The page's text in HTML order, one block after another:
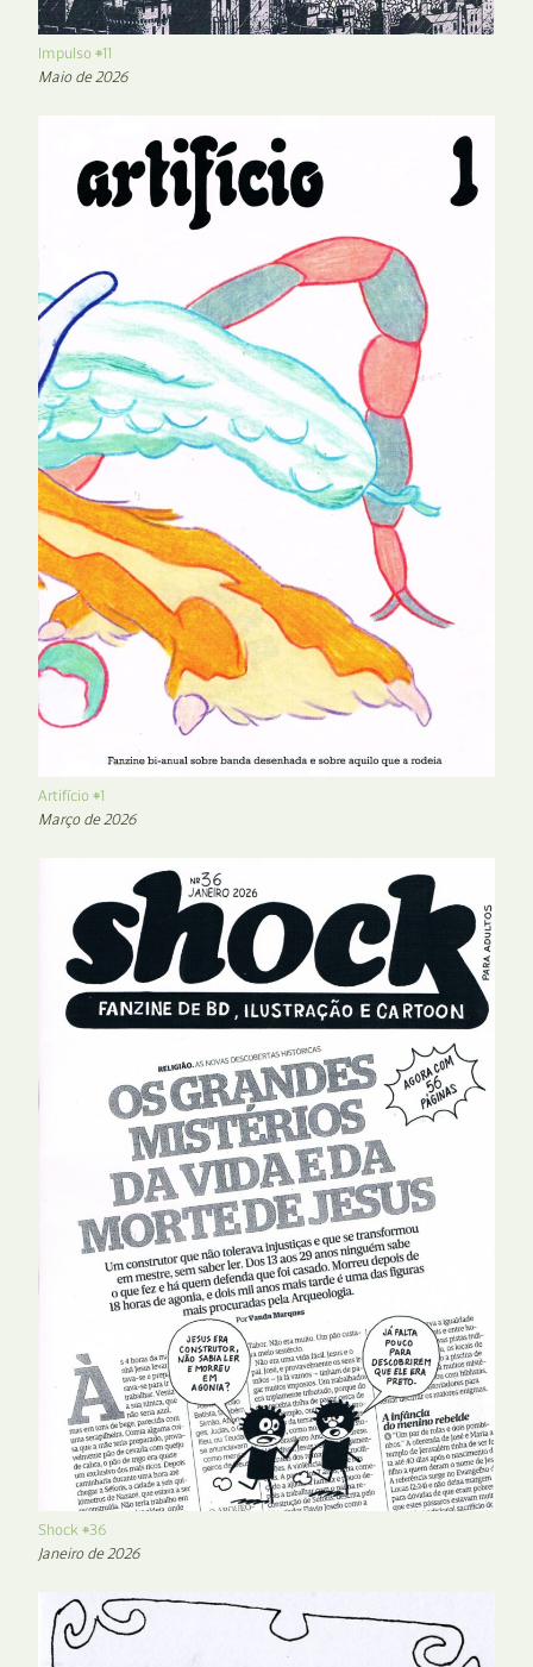
Impulso #11
Maio de 2026
Artifício #1
Março de 2026
Shock #36
Janeiro de 2026